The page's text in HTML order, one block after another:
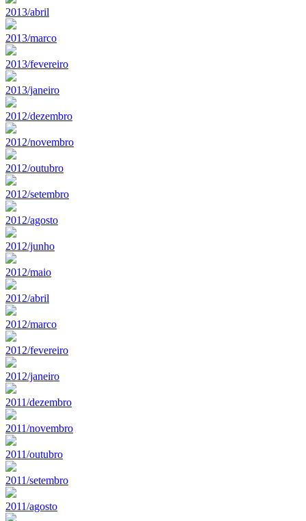
2013/abril
2013/marco
2013/fevereiro
2013/janeiro
2012/dezembro
2012/novembro
2012/outubro
2012/setembro
2012/agosto
2012/junho
2012/maio
2012/abril
2012/marco
2012/fevereiro
2012/janeiro
2011/dezembro
2011/novembro
2011/outubro
2011/setembro
2011/agosto